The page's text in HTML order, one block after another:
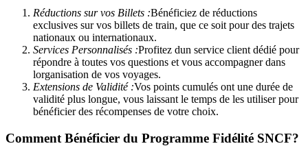
Réductions sur vos Billets :Bénéficiez de réductions
exclusives sur vos billets de train, que ce soit pour des trajets
nationaux ou internationaux.
Services Personnalisés :Profitez dun service client dédié pour
répondre à toutes vos questions et vous accompagner dans
lorganisation de vos voyages.
Extensions de Validité :Vos points cumulés ont une durée de
validité plus longue, vous laissant le temps de les utiliser pour
bénéficier des récompenses de votre choix.
Comment Bénéficier du Programme Fidélité SNCF?